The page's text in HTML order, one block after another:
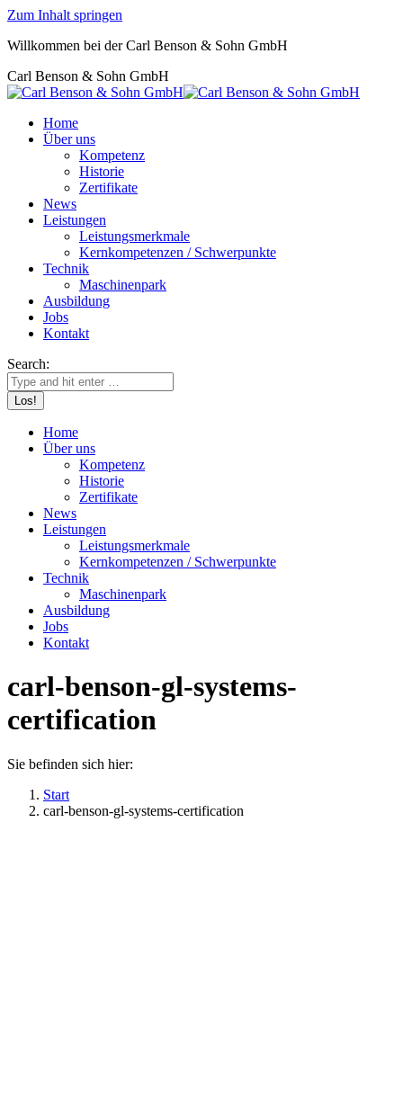
Zum Inhalt springen
Willkommen bei der Carl Benson & Sohn GmbH
Carl Benson & Sohn GmbH
Home
Über uns
Kompetenz
Historie
Zertifikate
News
Leistungen
Leistungsmerkmale
Kernkompetenzen / Schwerpunkte
Technik
Maschinenpark
Ausbildung
Jobs
Kontakt
Search:
Home
Über uns
Kompetenz
Historie
Zertifikate
News
Leistungen
Leistungsmerkmale
Kernkompetenzen / Schwerpunkte
Technik
Maschinenpark
Ausbildung
Jobs
Kontakt
carl-benson-gl-systems-
certification
Sie befinden sich hier:
Start
carl-benson-gl-systems-certification